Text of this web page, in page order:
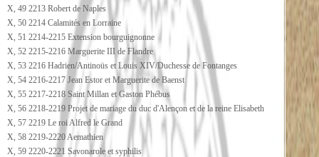
X, 49 2213 Robert de Naples
X, 50 2214 Calamités en Lorraine
X, 51 2214-2215 Extension bourguignonne
X, 52 2215-2216 Marguerite III de Flandre
X, 53 2216 Hadrien/Antinoüs et Louis XIV/Duchesse de Fontanges
X, 54 2216-2217 Jean Estor et Marguerite de Baenst
X, 55 2217-2218 Saint Millan et Gaston Phébus
X, 56 2218-2219 Projet de mariage du duc d'Alençon et de la reine Elisabeth
X, 57 2219 Le roi Alfred le Grand
X, 58 2219-2220 Aemathien
X, 59 2220-2221 Savonarole et syphilis